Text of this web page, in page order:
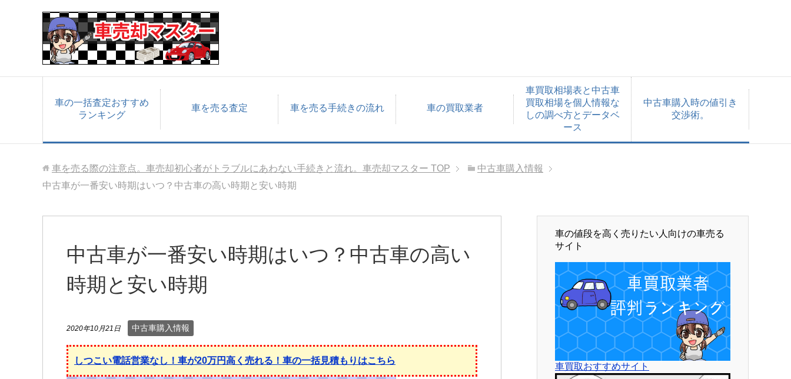
車の一括査定おすすめ
ランキング
車を売る査定 車を売る手続きの流れ 車の買取業者
車買取相場表と中古車
買取相場を個人情報な
しの調べ方とデータベ
ース
中古車購入時の値引き
交渉術。
車を売る際の注意点。車売却初心者がトラブルにあわない手続きと流れ。車売却マスター TOP
中古車購入情報
中古車が一番安い時期はいつ？中古車の高い時期と安い時期
中古車が一番安い時期はいつ？中古車の高い
時期と安い時期
2020年10月21日 中古車購入情報
しつこい電話営業なし！車が20万円高く売れる！車の一括見積もりはこちら
車の値段を高く売りたい人向けの車売る
サイト
車買取おすすめサイト